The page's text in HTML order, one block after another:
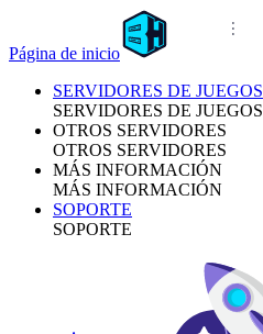
Página de inicio
SERVIDORES DE JUEGOS
SERVIDORES DE JUEGOS
OTROS SERVIDORES
OTROS SERVIDORES
MÁS INFORMACIÓN
MÁS INFORMACIÓN
SOPORTE
SOPORTE